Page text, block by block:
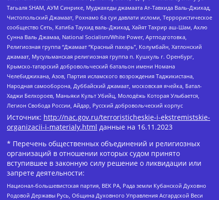
Тагьаля SHAM, АУМ Синрике, Муджахеды джамаата Ат-Тавхида Валь-Джихад,
Чистопольский Джамаат, Рохнамо ба суи давлати исломи, Террористическое
сообщество Сеть, Катиба Таухид валь-Джихад, Хайят Тахрир аш-Шам, Ахлю
Сунна Валь Джамаа, National Socialism/White Power, Артподготовка,
Религиозная группа “Джамаат “Красный пахарь”, Колумбайн, Хатлонский
джамаат, Мусульманская религиозная группа п. Кушкуль г. Оренбург,
Крымско-татарский добровольческий батальон имени Номана
Челебиджихана, Азов, Партия исламского возрождения Таджикистана,
Народная самооборона, Дуббайский джамаат, московская ячейка, Батал-
Хаджи Белхороев, Маньяки Культ Убийц, Молодёжь Которая Улыбается,
Легион Свобода России, Айдар, Русский добровольческий корпус
Источник: http://nac.gov.ru/terroristicheskie-i-ekstremistskie-
organizacii-i-materialy.html данные на 16.11.2023
* Перечень общественных объединений и религиозных
организаций в отношении которых судом принято
вступившее в законную силу решение о ликвидации или
запрете деятельности:
Национал-большевистская партия, ВЕК РА, Рада земли Кубанской Духовно
Родовой Державы Русь, Община Духовного Управления Асгардской Веси